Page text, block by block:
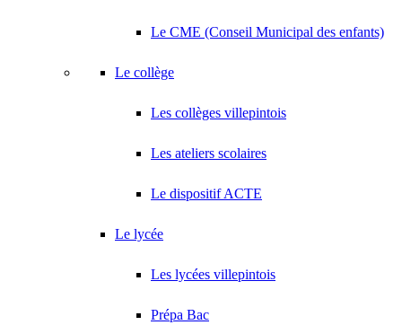
Le CME (Conseil Municipal des enfants)
Le collège
Les collèges villepintois
Les ateliers scolaires
Le dispositif ACTE
Le lycée
Les lycées villepintois
Prépa Bac